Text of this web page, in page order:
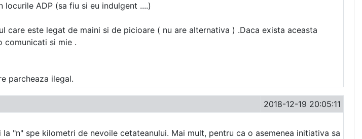
ADP (sa fiu si eu indulgent ....)
este legat de maini si de picioare ( nu are alternativa ) .Daca exista aceasta
comunicati si mie .
parcheaza ilegal.
2018-12-19 20:05:11
"n" spe kilometri de nevoile cetateanului. Mai mult, pentru ca o asemenea initiativa sa